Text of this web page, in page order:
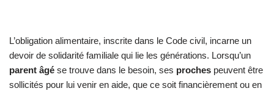
L’obligation alimentaire, inscrite dans le Code civil, incarne un
devoir de solidarité familiale qui lie les générations. Lorsqu’un
parent âgé se trouve dans le besoin, ses proches peuvent être
sollicités pour lui venir en aide, que ce soit financièrement ou en